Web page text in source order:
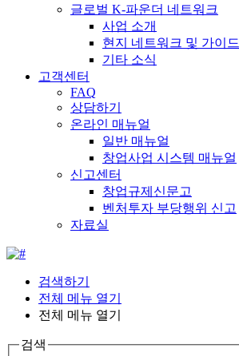
글로벌 K-파운더 네트워크
사업 소개
현지 네트워크 및 가이드
기타 소식
고객센터
FAQ
상담하기
온라인 매뉴얼
일반 매뉴얼
창업사업 시스템 매뉴얼
신고센터
창업규제신문고
벤처투자 부당행위 신고
자료실
검색하기
전체 메뉴 열기
전체 메뉴 열기
검색